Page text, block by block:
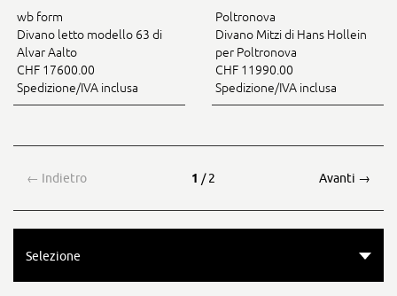
wb form
Divano letto modello 63 di
Alvar Aalto
CHF 17600.00
Spedizione/IVA inclusa
Poltronova
Divano Mitzi di Hans Hollein
per Poltronova
CHF 11990.00
Spedizione/IVA inclusa
← Indietro 1 / 2 Avanti →
Selezione